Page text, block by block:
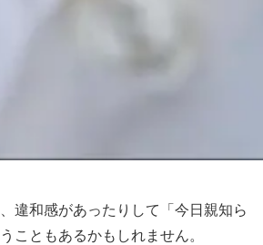
違和感があったりして「今日親知ら
こともあるかもしれません。